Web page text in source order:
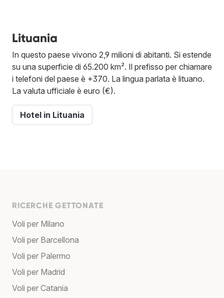
Lituania
In questo paese vivono 2,9 milioni di abitanti. Si estende
su una superficie di 65.200 km². Il prefisso per chiamare
i telefoni del paese è +370. La lingua parlata è lituano.
La valuta ufficiale è euro (€).
Hotel in Lituania
RICERCHE GETTONATE
Voli per Milano
Voli per Barcellona
Voli per Palermo
Voli per Madrid
Voli per Catania